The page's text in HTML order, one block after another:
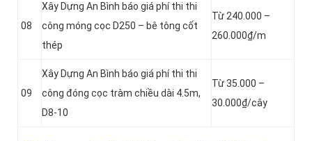
08
Xây Dựng An Bình báo giá phí thi thi
công móng cọc D250 – bê tông cốt
thép
Từ 240.000 –
260.000₫/m
09
Xây Dựng An Bình báo giá phí thi thi
công đóng cọc tràm chiều dài 4.5m,
D8-10
Từ 35.000 –
30.000₫/cây